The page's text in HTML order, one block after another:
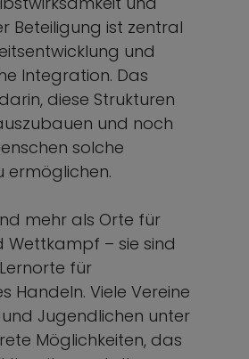
Beteiligung ist zentral
und
Integration. Das
diese Strukturen
und noch
solche
ermöglichen.
mehr als Orte für
Wettkampf – sie sind
für
Handeln. Viele Vereine
Jugendlichen unter
Möglichkeiten, das